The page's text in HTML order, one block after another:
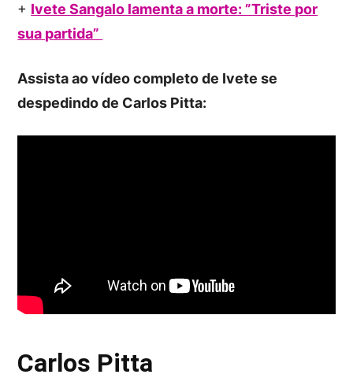
+ Ivete Sangalo lamenta a morte: ”Triste por
sua partida”
Assista ao vídeo completo de Ivete se
despedindo de Carlos Pitta:
Carlos Pitta